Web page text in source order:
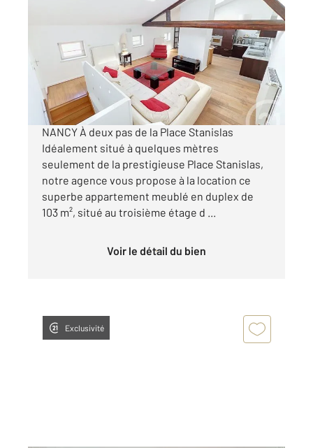
Appartement Duplex à louer
1 150 €
par mois charges comprises
NANCY À deux pas de la Place Stanislas
Idéalement situé à quelques mètres
seulement de la prestigieuse Place Stanislas,
notre agence vous propose à la location ce
superbe appartement meublé en duplex de
103 m², situé au troisième étage d ...
Voir le détail du bien
Exclusivité